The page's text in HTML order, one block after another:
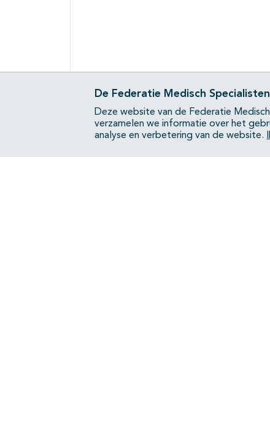
De Federatie Medisch
Deze website van de Federatie
verzamelen we informatie over het
analyse en verbetering van de website.